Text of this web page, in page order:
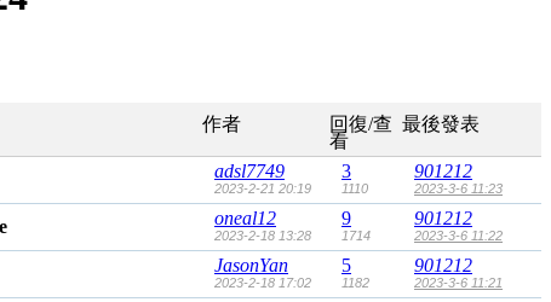
作者
回復/查
看
最後發表
adsl7749
2023-2-21 20:19
3
1110
901212
2023-3-6 11:23
oneal12
2023-2-18 13:28
9
1714
901212
2023-3-6 11:22
JasonYan
2023-2-18 17:02
5
1182
901212
2023-3-6 11:21